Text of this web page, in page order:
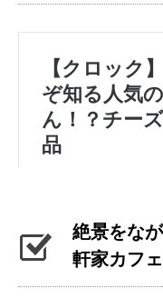
絶景をな
軒家カフ